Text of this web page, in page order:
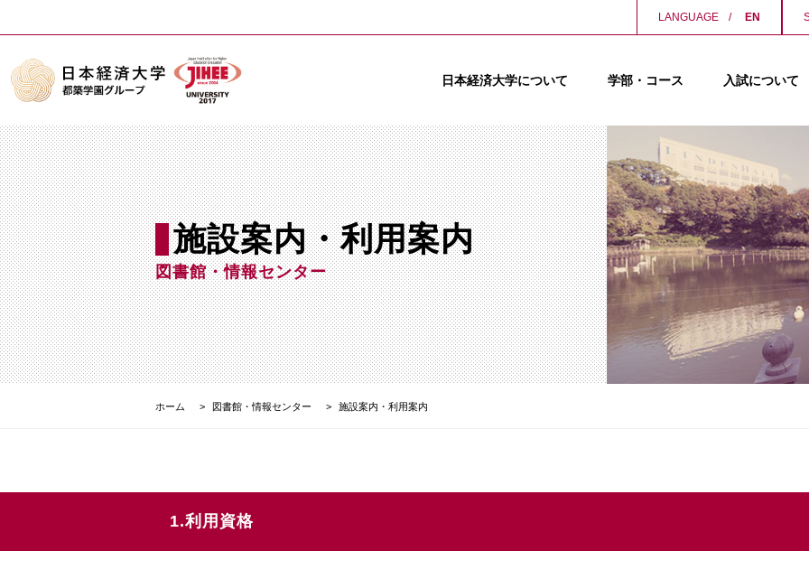
LANGUAGE EN
日本経済大学について 学部・コース 入試について
施設案内・利用案内
図書館・情報センター
ホーム 図書館・情報センター 施設案内・利用案内
1.利用資格